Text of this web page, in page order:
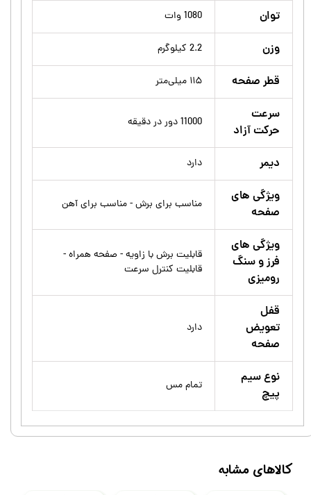
توان 1080 وات
وزن 2.2 کیلوگرم
قطر صفحه ۱۱۵ میلی‌متر
سرعت
حرکت آزاد
11000 دور در دقیقه
دیمر دارد
ویژگی های
صفحه
مناسب برای برش - مناسب برای آهن
ویژگی های
فرز و سنگ
رومیزی
قابليت برش با زاويه - صفحه همراه -
قابلیت کنترل سرعت
قفل
تعویض
صفحه
دارد
نوع سیم
پیچ
تمام مس
کالاهای مشابه